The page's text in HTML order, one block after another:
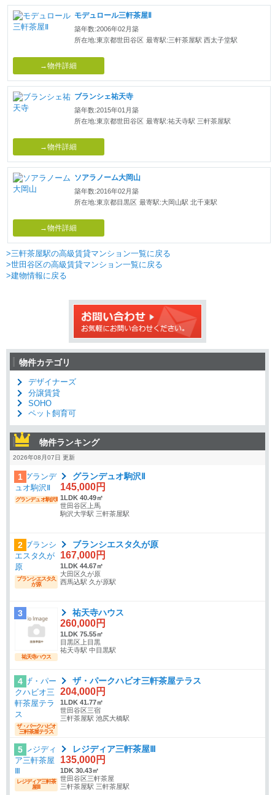
モデュロール三軒茶屋Ⅱ
築年数:2006年02月築
所在地:東京都世田谷区 最寄駅:三軒茶屋駅 西太子堂駅
→物件詳細
ブランシェ祐天寺
築年数:2015年01月築
所在地:東京都世田谷区 最寄駅:祐天寺駅 三軒茶屋駅
→物件詳細
ソアラノーム大岡山
築年数:2016年02月築
所在地:東京都目黒区 最寄駅:大岡山駅 北千束駅
→物件詳細
>三軒茶屋駅の高級賃貸マンション一覧に戻る
>世田谷区の高級賃貸マンション一覧に戻る
>建物情報に戻る
物件カテゴリ
デザイナーズ
分譲賃貸
SOHO
ペット飼育可
物件ランキング
2026年08月07日 更新
1
グランデュオ駒沢Ⅱ
グランデュオ駒沢Ⅱ
145,000円
1LDK 40.49㎡
世田谷区上馬
駒沢大学駅 三軒茶屋駅
2
ブランシエスタ久
が原
ブランシエスタ久が原
167,000円
1LDK 44.67㎡
大田区久が原
西馬込駅 久が原駅
3
祐天寺ハウス
祐天寺ハウス
260,000円
1LDK 75.55㎡
目黒区上目黒
祐天寺駅 中目黒駅
4
ザ・パークハビオ
三軒茶屋テラス
ザ・パークハビオ三軒茶屋テラス
204,000円
1LDK 41.77㎡
世田谷区三宿
三軒茶屋駅 池尻大橋駅
5
レジディア三軒茶
屋Ⅲ
レジディア三軒茶屋Ⅲ
135,000円
1DK 30.43㎡
世田谷区三軒茶屋
三軒茶屋駅 三軒茶屋駅